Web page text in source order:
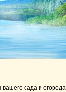
сада и огорода